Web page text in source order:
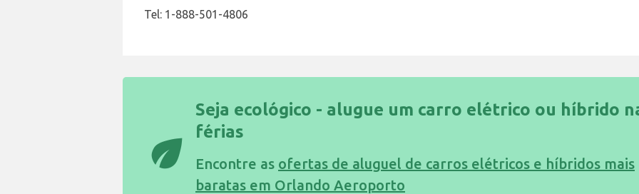
Tel: 1-888-501-4806
eco
Seja ecológico - alugue um carro elétrico ou híbrido
férias
Encontre as ofertas de aluguel de carros elétricos e híbridos mais
baratas em Orlando Aeroporto